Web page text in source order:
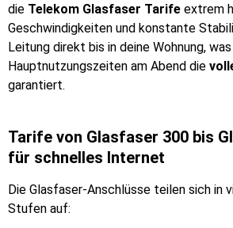
die Telekom Glasfaser Tarife extrem
Geschwindigkeiten und konstante
Leitung direkt bis in deine Wohnung,
Hauptnutzungszeiten am Abend die
garantiert.
Tarife von Glasfaser 300 bis
für schnelles Internet
Die Glasfaser-Anschlüsse teilen sich in
Stufen auf: